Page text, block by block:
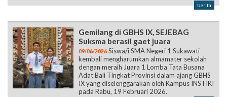
berita
Gemilang di GBHS IX, SEJEBAG
Suksma berasil gaet juara
09/06/2026 Siswa/i SMA Negeri 1 Sukawati
kembali mengharumkan almamater sekolah
dengan meraih Juara 1 Lomba Tata Busana
Adat Bali Tingkat Provinsi dalam ajang GBHS
IX yang diselenggarakan oleh Kampus INSTIKI
pada Rabu, 19 Februari 2026.